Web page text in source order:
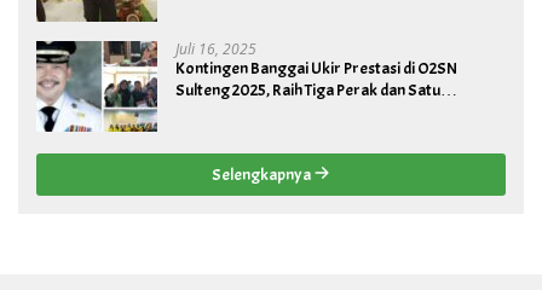
Juli 16, 2025
Kontingen Banggai Ukir Prestasi di O2SN
Sulteng 2025, Raih Tiga Perak dan Satu
Selengkapnya